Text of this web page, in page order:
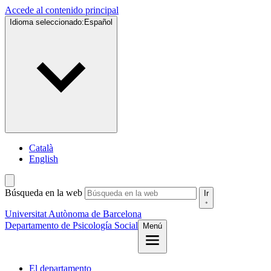
Accede al contenido principal
Idioma seleccionado: Español
Català
English
Búsqueda en la web Ir
Universitat Autònoma de Barcelona
Departamento de Psicología Social
Menú
El departamento